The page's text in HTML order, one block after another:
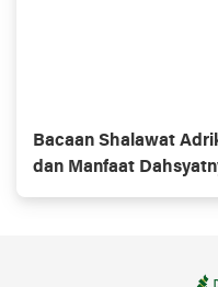
Bacaan Shalawat
dan Manfaat